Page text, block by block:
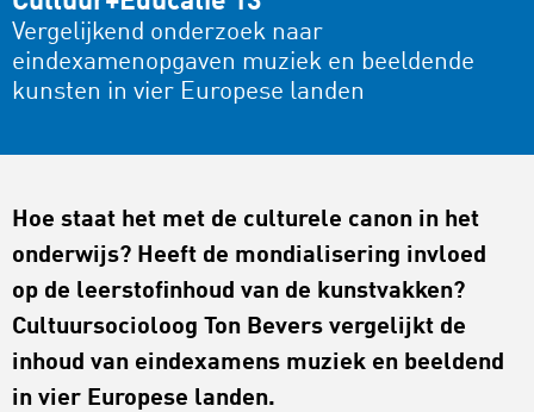
Vergelijkend onderzoek naar
eindexamenopgaven muziek en beeldende
kunsten in vier Europese landen
Hoe staat het met de culturele canon in het
onderwijs? Heeft de mondialisering invloed
op de leerstofinhoud van de kunstvakken?
Cultuursocioloog Ton Bevers vergelijkt de
inhoud van eindexamens muziek en beeldend
in vier Europese landen.